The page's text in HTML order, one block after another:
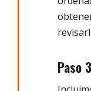
Paso